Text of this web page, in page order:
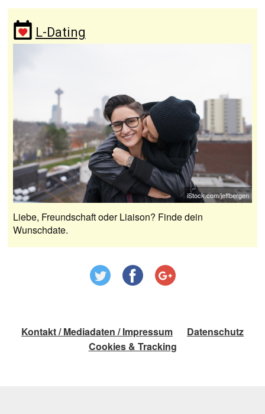
L-Dating
iStock.com/jeffbergen
Liebe, Freundschaft oder Liaison? Finde dein
Wunschdate.
Kontakt / Mediadaten / Impressum
Datenschutz
Cookies & Tracking